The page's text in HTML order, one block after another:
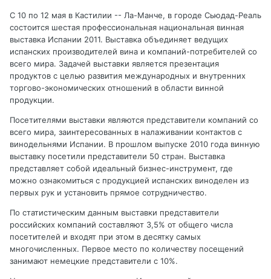
С 10 по 12 мая в Кастилии -- Ла-Манче, в городе Сьюдад-Реаль
состоится шестая профессиональная национальная винная
выставка Испании 2011. Выставка объединяет ведущих
испанских производителей вина и компаний-потребителей со
всего мира. Задачей выставки является презентация
продуктов с целью развития международных и внутренних
торгово-экономических отношений в области винной
продукции.
Посетителями выставки являются представители компаний со
всего мира, заинтересованных в налаживании контактов с
винодельнями Испании. В прошлом выпуске 2010 года винную
выставку посетили представители 50 стран. Выставка
представляет собой идеальный бизнес-инструмент, где
можно ознакомиться с продукцией испанских виноделен из
первых рук и установить прямое сотрудничество.
По статистическим данным выставки представители
российских компаний составляют 3,5% от общего числа
посетителей и входят при этом в десятку самых
многочисленных. Первое место по количеству посещений
занимают немецкие представители с 10%.